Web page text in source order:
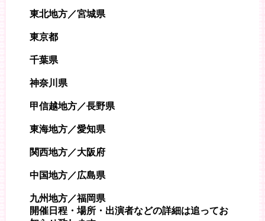
東北地方／宮城県
東京都
千葉県
神奈川県
甲信越地方／長野県
東海地方／愛知県
関西地方／大阪府
中国地方／広島県
九州地方／福岡県
開催日程・場所・出演者などの詳細は追ってお